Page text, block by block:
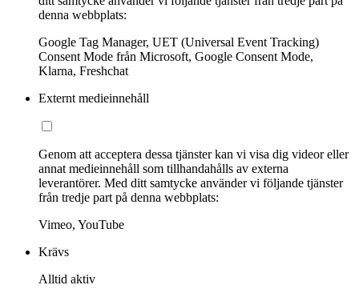
denna webbplats:
Google Tag Manager, UET (Universal Event Tracking)
Consent Mode från Microsoft, Google Consent Mode,
Klarna, Freshchat
Externt medieinnehåll
Genom att acceptera dessa tjänster kan vi visa dig videor eller
annat medieinnehåll som tillhandahålls av externa
leverantörer. Med ditt samtycke använder vi följande tjänster
från tredje part på denna webbplats:
Vimeo, YouTube
Krävs
Alltid aktiv